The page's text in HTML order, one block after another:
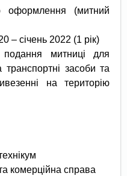
оформлення (митний
– січень 2022 (1 рік)
подання митниці для
засоби та
на територію
комерційна справа